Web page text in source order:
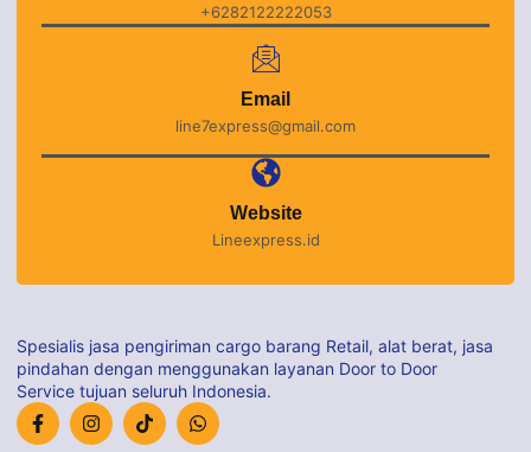
+6282122222053
Email
line7express@gmail.com
Website
Lineexpress.id
Spesialis jasa pengiriman cargo barang Retail, alat berat, jasa
pindahan dengan menggunakan layanan Door to Door
Service tujuan seluruh Indonesia.